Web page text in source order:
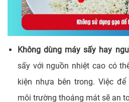
Không dùng máy sấy hay
sấy với nguồn nhiệt cao có
kiện nhựa bên trong. Việc
môi trường thoáng mát sẽ an